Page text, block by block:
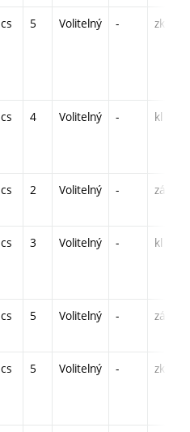
cs 5 Volitelný - zk
cs 4 Volitelný - kl
cs 2 Volitelný - zá
cs 3 Volitelný - kl
cs 5 Volitelný - zá,zk
cs 5 Volitelný - zk